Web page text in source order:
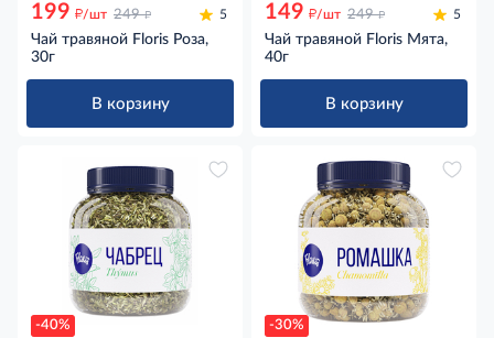
199 д/шт 249 д 5
Чай травяной Floris Роза,
30г
В корзину
149 д/шт 249 д 5
Чай травяной Floris Мята,
40г
В корзину
-40% -30%